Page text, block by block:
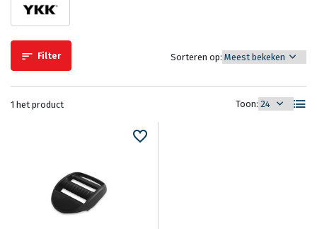
Filter
1 het product Toon:
Sorteren op: